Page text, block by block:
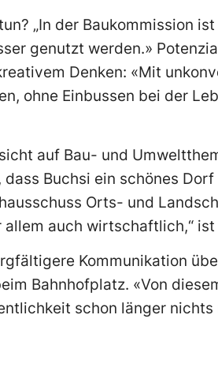
„In der Baukommission
genutzt werden.»
Denken: «Mit
ohne Einbussen bei der
auf Bau- und
Buchsi ein schönes
Orts- und
auch wirtschaftlich,“ ist
Kommunikation
Bahnhofplatz. «Von
schon länger nichts